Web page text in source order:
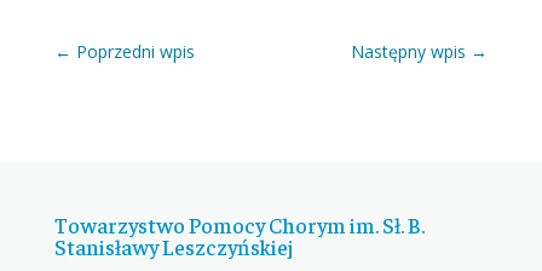
← Poprzedni wpis Następny wpis →
Towarzystwo Pomocy Chorym im. Sł. B.
Stanisławy Leszczyńskiej